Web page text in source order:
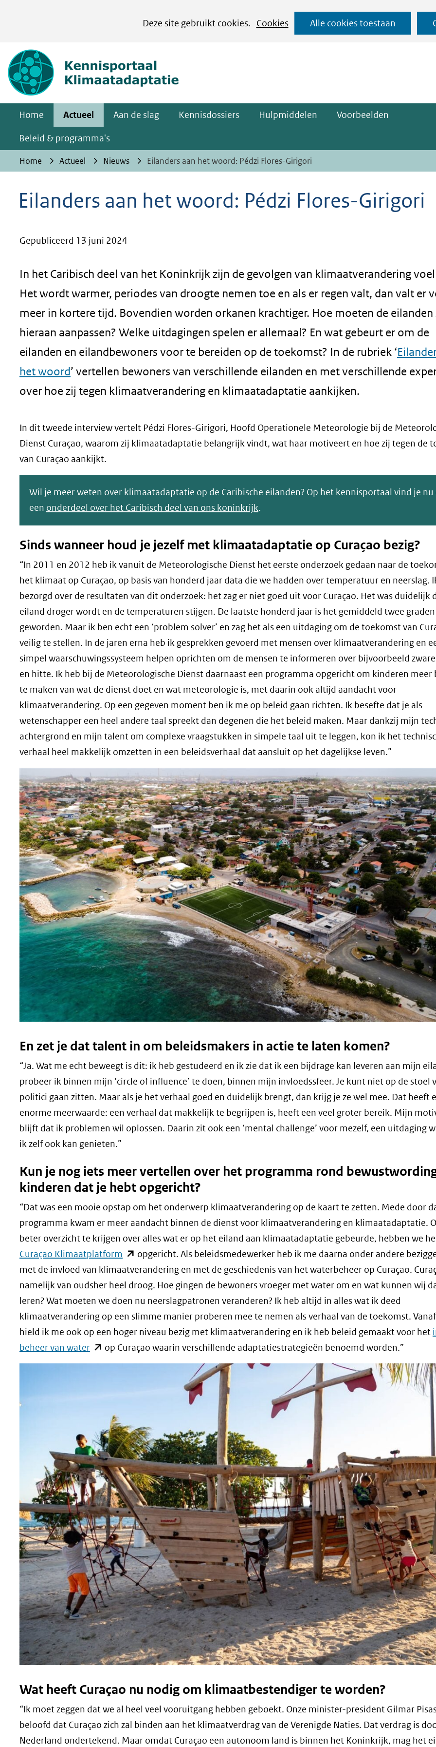
Deze site gebruikt cookies.
Cookies
kan
het
gebruik
van
cookies
deze
website
toegestaan
Alle cookies toestaan
Ga
naar
Home Actueel Aan de slag Kennisdossiers Hulpmiddelen Voorbeelden
Beleid & programma's
Home Actueel Nieuws Eilanders aan het woord: Pédzi Flores-Girigori
Eilanders aan het woord: Pédzi Flores-Girigori
Gepubliceerd 13 juni 2024
In het Caribisch deel van het Koninkrijk zijn de gevolgen van klimaatverandering
Het wordt warmer, periodes van droogte nemen toe en als er regen valt, dan valt er
meer in kortere tijd. Bovendien worden orkanen krachtiger. Hoe moeten de eilanden
hieraan aanpassen? Welke uitdagingen spelen er allemaal? En wat gebeurt er om de
eilanden en eilandbewoners voor te bereiden op de toekomst? In de rubriek ‘
het woord’ vertellen bewoners van verschillende eilanden en met verschillende
over hoe zij tegen klimaatverandering en klimaatadaptatie aankijken.
In dit tweede interview vertelt Pédzi Flores-Girigori, Hoofd Operationele Meteorologie bij de
Dienst Curaçao, waarom zij klimaatadaptatie belangrijk vindt, wat haar motiveert en hoe zij tegen de
van Curaçao aankijkt.
Wil je meer weten over klimaatadaptatie op de Caribische eilanden? Op het kennisportaal vind je nu
een onderdeel over het Caribisch deel van ons koninkrijk.
Sinds wanneer houd je jezelf met klimaatadaptatie op Curaçao bezig?
“In 2011 en 2012 heb ik vanuit de Meteorologische Dienst het eerste onderzoek gedaan naar de
het klimaat op Curaçao, op basis van honderd jaar data die we hadden over temperatuur en neerslag.
bezorgd over de resultaten van dit onderzoek: het zag er niet goed uit voor Curaçao. Het was duidelijk
eiland droger wordt en de temperaturen stijgen. De laatste honderd jaar is het gemiddeld twee
geworden. Maar ik ben echt een ‘problem solver’ en zag het als een uitdaging om de toekomst van
veilig te stellen. In de jaren erna heb ik gesprekken gevoerd met mensen over klimaatverandering en
simpel waarschuwingssysteem helpen oprichten om de mensen te informeren over bijvoorbeeld
en hitte. Ik heb bij de Meteorologische Dienst daarnaast een programma opgericht om kinderen meer
te maken van wat de dienst doet en wat meteorologie is, met daarin ook altijd aandacht voor
klimaatverandering. Op een gegeven moment ben ik me op beleid gaan richten. Ik besefte dat je als
wetenschapper een heel andere taal spreekt dan degenen die het beleid maken. Maar dankzij mijn
achtergrond en mijn talent om complexe vraagstukken in simpele taal uit te leggen, kon ik het
verhaal heel makkelijk omzetten in een beleidsverhaal dat aansluit op het dagelijkse leven.”
En zet je dat talent in om beleidsmakers in actie te laten komen?
“Ja. Wat me echt beweegt is dit: ik heb gestudeerd en ik zie dat ik een bijdrage kan leveren aan mijn
probeer ik binnen mijn ‘circle of influence’ te doen, binnen mijn invloedssfeer. Je kunt niet op de stoel
politici gaan zitten. Maar als je het verhaal goed en duidelijk brengt, dan krijg je ze wel mee. Dat heeft
enorme meerwaarde: een verhaal dat makkelijk te begrijpen is, heeft een veel groter bereik. Mijn
blijft dat ik problemen wil oplossen. Daarin zit ook een ‘mental challenge’ voor mezelf, een uitdaging
ik zelf ook kan genieten.”
Kun je nog iets meer vertellen over het programma rond
kinderen dat je hebt opgericht?
“Dat was een mooie opstap om het onderwerp klimaatverandering op de kaart te zetten. Mede door
programma kwam er meer aandacht binnen de dienst voor klimaatverandering en klimaatadaptatie.
beter overzicht te krijgen over alles wat er op het eiland aan klimaatadaptatie gebeurde, hebben we
Curaçao Klimaatplatform (opent
in
nieuw
venster)
(verwijst
naar
een
andere
opgericht. Als beleidsmedewerker heb ik me daarna onder andere
met de invloed van klimaatverandering en met de geschiedenis van het waterbeheer op Curaçao.
namelijk van oudsher heel droog. Hoe gingen de bewoners vroeger met water om en wat kunnen wij
leren? Wat moeten we doen nu neerslagpatronen veranderen? Ik heb altijd in alles wat ik deed
klimaatverandering op een slimme manier proberen mee te nemen als verhaal van de toekomst.
hield ik me ook op een hoger niveau bezig met klimaatverandering en ik heb beleid gemaakt voor het
beheer van water(opent
in
een
andere
website)
op Curaçao waarin verschillende adaptatiestrategieën benoemd worden.”
Wat heeft Curaçao nu nodig om klimaatbestendiger te worden?
“Ik moet zeggen dat we al heel veel vooruitgang hebben geboekt. Onze minister-president Gilmar
beloofd dat Curaçao zich zal binden aan het klimaatverdrag van de Verenigde Naties. Dat verdrag is
Nederland ondertekend. Maar omdat Curaçao een autonoom land is binnen het Koninkrijk, mag het